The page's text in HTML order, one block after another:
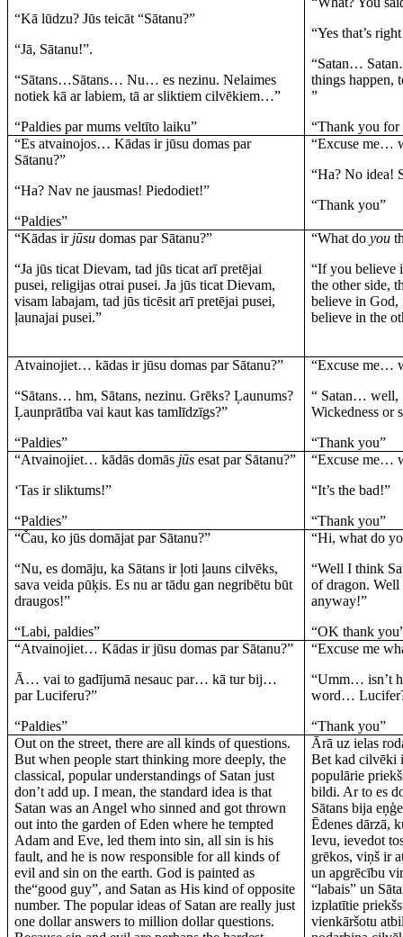
“Kā lūdzu? Jūs teicāt “Sātanu?”
“Jā, Sātanu!”.
“Sātans…Sātans… Nu… es nezinu. Nelaimes
notiek kā ar labiem, tā ar sliktiem cilvēkiem…”
“Paldies par mums veltīto laiku”
“Yes that’s
“Satan…
things happen,
”
“Thank you for
“Es atvainojos… Kādas ir jūsu domas par
Sātanu?”
“Ha? Nav ne jausmas! Piedodiet!”
“Paldies”
“Excuse me…
“Ha? No idea!
“Thank you”
“Kādas ir jūsu domas par Sātanu?”
“Ja jūs ticat Dievam, tad jūs ticat arī pretējai
pusei, religijas otrai pusei. Ja jūs ticat Dievam,
visam labajam, tad jūs ticēsit arī pretējai pusei,
ļaunajai pusei.”
“What doyou
“If you believe
the other side,
believe in
believe in the
Atvainojiet… kādas ir jūsu domas par Sātanu?”
“Sātans… hm, Sātans, nezinu. Grēks? Ļaunums?
Ļaunprātība vai kaut kas tamlīdzīgs?”
“Paldies”
“Excuse me…
“ Satan… well,
Wickedness or
“Thank you”
“Atvainojiet… kādās domās jūs esat par Sātanu?”
‘Tas ir sliktums!”
“Paldies”
“Excuse me…
“It’s the bad!”
“Thank you”
“Čau, ko jūs domājat par Sātanu?”
“Nu, es domāju, ka Sātans ir ļoti ļauns cilvēks,
sava veida pūķis.Es nu ar tādu gan negribētu būt
draugos!”
“Labi, paldies”
“Hi, what do
“Well I think
of dragon. Well
anyway!”
“OK thank
“Atvainojiet… Kādas ir jūsu domas par Sātanu?”
Ā… vai to gadījumā nesauc par… kā tur bij…
par Luciferu?”
“Paldies”
“Excuse me
“Umm… isn’t
word…
“Thank you”
Out on the street, there are all kinds of questions.
But when people start thinking more deeply, the
classical, popular understandings of Satan just
don’t add up. I mean, the standard idea is that
Satan was an Angel who sinned and got thrown
out into the garden of Eden where he tempted
Adam and Eve, led them into sin, all sin is his
fault, and he is now responsible for all kinds of
evil and sin on the earth. God is painted as
the“good guy”, and Satan as His kind of opposite
number. The popular ideas of Satan are really just
one dollar answers to million dollar questions.
Ārā uz ielas
Bet kad cilvēki
populārie
bildi. Ar to es
Sātans bija
Ēdenes dārzā,
Ievu, ievedot
grēkos, viņš ir
un apgrēcību
“labais” un
izplatītie
vienkāršotu